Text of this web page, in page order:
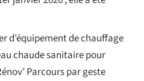
d’équipement de chauffage
chaude sanitaire pour
Parcours par geste